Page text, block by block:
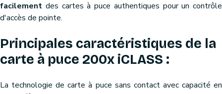
facilement des cartes à puce authentiques pour un contrôle
d'accès de pointe.
Principales caractéristiques de la
carte à puce 200x iCLASS :
La technologie de carte à puce sans contact avec capacité en